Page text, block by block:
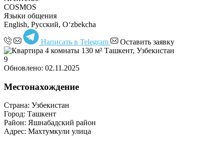
COSMOS
Языки общения
English, Русский, Oʻzbekcha
Написать в Telegram Оставить заявку
9
Обновлено: 02.11.2025
Местонахождение
Страна: Узбекистан
Город: Ташкент
Район: Яшнабадский район
Адрес: Махтумкули улица